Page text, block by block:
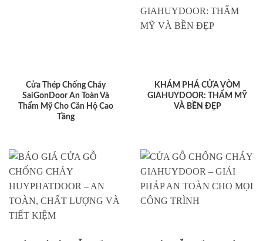
Cửa Thép Chống Cháy
SaiGonDoor An Toàn Và
Thẩm Mỹ Cho Căn Hộ Cao
Tầng
KHÁM PHÁ CỬA VÒM
GIAHUYDOOR: THẨM MỸ
VÀ BỀN ĐẸP